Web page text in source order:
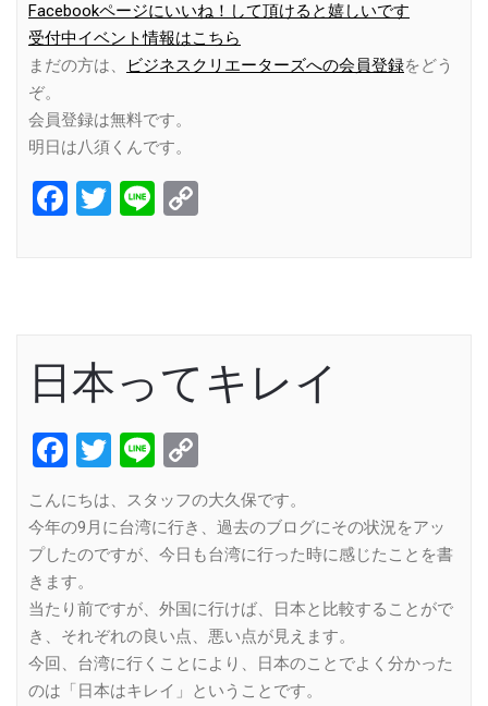
Facebookページにいいね！して頂けると嬉しいです
受付中イベント情報はこちら
まだの方は、
ビジネスクリエーターズへの会員登録をどう
ぞ。
会員登録は無料です。
明日は八須くんです。
Facebook
Twitter
Line
日本ってキレイ
Facebook
Twitter
Line
Link
こんにちは、スタッフの大久保です。
今年の9月に台湾に行き、過去のブログにその状況をアッ
プしたのですが、今日も台湾に行った時に感じたことを書
きます。
当たり前ですが、外国に行けば、日本と比較することがで
き、それぞれの良い点、悪い点が見えます。
今回、台湾に行くことにより、日本のことでよく分かった
のは「日本はキレイ」ということです。